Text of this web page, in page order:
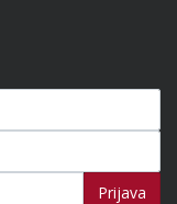
Prijava